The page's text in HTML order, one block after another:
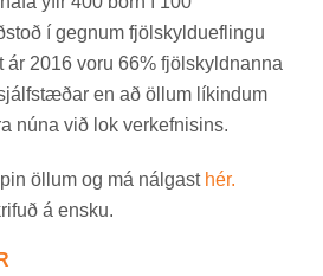
í gegn­um fjöl­skyldu­efl­ingu
ár 2016 voru 66% fjöl­skyldn­anna
en að öll­um lík­ind­um
núna við lok verk­efn­is­ins.
öll­um og má nálg­ast hér.
á ensku.